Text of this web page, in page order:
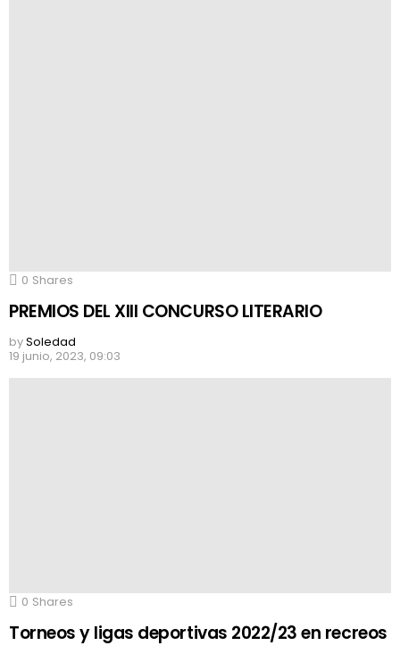
0 Shares
PREMIOS DEL XIII CONCURSO LITERARIO
bySoledad
19 junio, 2023, 09:03
0 Shares
Torneos y ligas deportivas 2022/23 en recreos